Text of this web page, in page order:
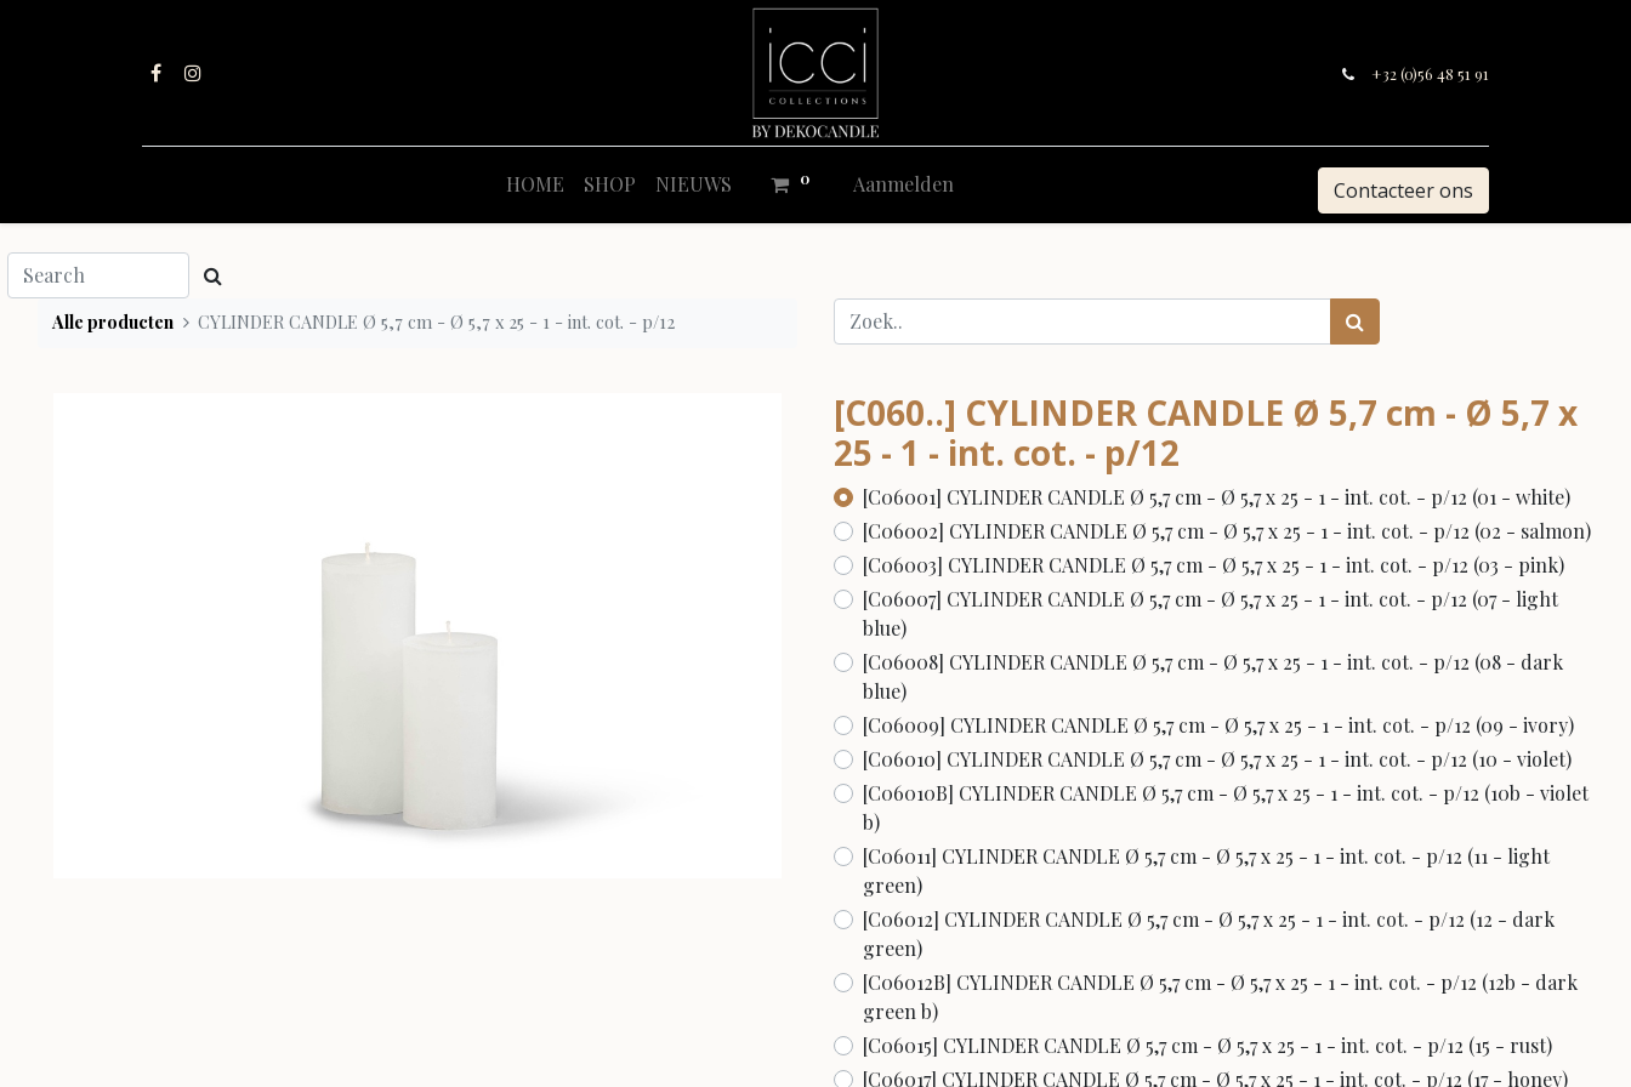
+32 (0)56 48 51 91
HOME SHOP NIEUWS 0 Aanmelden Contacteer ons
Alle producten CYLINDER CANDLE Ø 5,7 cm - Ø 5,7 x 25 - 1 - int. cot. - p/12
[C060..] CYLINDER CANDLE Ø 5,7 cm - Ø 5,7 x
25 - 1 - int. cot. - p/12
[C06001] CYLINDER CANDLE Ø 5,7 cm - Ø 5,7 x 25 - 1 - int. cot. - p/12 (01 - white)
[C06002] CYLINDER CANDLE Ø 5,7 cm - Ø 5,7 x 25 - 1 - int. cot. - p/12 (02 - salmon)
[C06003] CYLINDER CANDLE Ø 5,7 cm - Ø 5,7 x 25 - 1 - int. cot. - p/12 (03 - pink)
[C06007] CYLINDER CANDLE Ø 5,7 cm - Ø 5,7 x 25 - 1 - int. cot. - p/12 (07 - light
blue)
[C06008] CYLINDER CANDLE Ø 5,7 cm - Ø 5,7 x 25 - 1 - int. cot. - p/12 (08 - dark
blue)
[C06009] CYLINDER CANDLE Ø 5,7 cm - Ø 5,7 x 25 - 1 - int. cot. - p/12 (09 - ivory)
[C06010] CYLINDER CANDLE Ø 5,7 cm - Ø 5,7 x 25 - 1 - int. cot. - p/12 (10 - violet)
[C06010B] CYLINDER CANDLE Ø 5,7 cm - Ø 5,7 x 25 - 1 - int. cot. - p/12 (10b - violet
b)
[C06011] CYLINDER CANDLE Ø 5,7 cm - Ø 5,7 x 25 - 1 - int. cot. - p/12 (11 - light
green)
[C06012] CYLINDER CANDLE Ø 5,7 cm - Ø 5,7 x 25 - 1 - int. cot. - p/12 (12 - dark
green)
[C06012B] CYLINDER CANDLE Ø 5,7 cm - Ø 5,7 x 25 - 1 - int. cot. - p/12 (12b - dark
green b)
[C06015] CYLINDER CANDLE Ø 5,7 cm - Ø 5,7 x 25 - 1 - int. cot. - p/12 (15 - rust)
[C06017] CYLINDER CANDLE Ø 5,7 cm - Ø 5,7 x 25 - 1 - int. cot. - p/12 (17 - honey)